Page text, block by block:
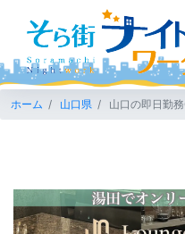
ホーム 山口県 山口の即日勤